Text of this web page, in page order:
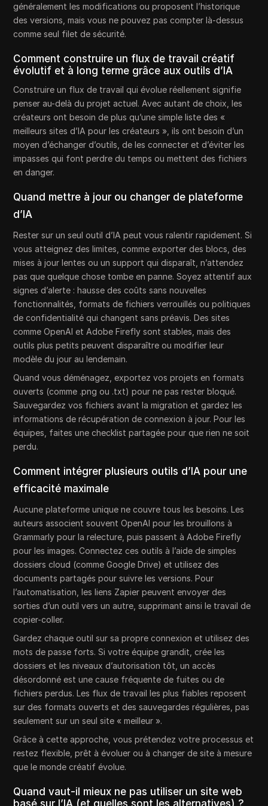
généralement les modifications ou proposent l’historique
des versions, mais vous ne pouvez pas compter là-dessus
comme seul filet de sécurité.
Comment construire un flux de travail créatif
évolutif et à long terme grâce aux outils d’IA
Construire un flux de travail qui évolue réellement signifie
penser au-delà du projet actuel. Avec autant de choix, les
créateurs ont besoin de plus qu’une simple liste des «
meilleurs sites d’IA pour les créateurs », ils ont besoin d’un
moyen d’échanger d’outils, de les connecter et d’éviter les
impasses qui font perdre du temps ou mettent des fichiers
en danger.
Quand mettre à jour ou changer de plateforme
d’IA
Rester sur un seul outil d’IA peut vous ralentir rapidement. Si
vous atteignez des limites, comme exporter des blocs, des
mises à jour lentes ou un support qui disparaît, n’attendez
pas que quelque chose tombe en panne. Soyez attentif aux
signes d’alerte : hausse des coûts sans nouvelles
fonctionnalités, formats de fichiers verrouillés ou politiques
de confidentialité qui changent sans préavis. Des sites
comme OpenAI et Adobe Firefly sont stables, mais des
outils plus petits peuvent disparaître ou modifier leur
modèle du jour au lendemain.
Quand vous déménagez, exportez vos projets en formats
ouverts (comme .png ou .txt) pour ne pas rester bloqué.
Sauvegardez vos fichiers avant la migration et gardez les
informations de récupération de connexion à jour. Pour les
équipes, faites une checklist partagée pour que rien ne soit
perdu.
Comment intégrer plusieurs outils d’IA pour une
efficacité maximale
Aucune plateforme unique ne couvre tous les besoins. Les
auteurs associent souvent OpenAI pour les brouillons à
Grammarly pour la relecture, puis passent à Adobe Firefly
pour les images. Connectez ces outils à l’aide de simples
dossiers cloud (comme Google Drive) et utilisez des
documents partagés pour suivre les versions. Pour
l’automatisation, les liens Zapier peuvent envoyer des
sorties d’un outil vers un autre, supprimant ainsi le travail de
copier-coller.
Gardez chaque outil sur sa propre connexion et utilisez des
mots de passe forts. Si votre équipe grandit, crée les
dossiers et les niveaux d’autorisation tôt, un accès
désordonné est une cause fréquente de fuites ou de
fichiers perdus. Les flux de travail les plus fiables reposent
sur des formats ouverts et des sauvegardes régulières, pas
seulement sur un seul site « meilleur ».
Grâce à cette approche, vous prétendez votre processus et
restez flexible, prêt à évoluer ou à changer de site à mesure
que le monde créatif évolue.
Quand vaut-il mieux ne pas utiliser un site web
basé sur l’IA (et quelles sont les alternatives) ?